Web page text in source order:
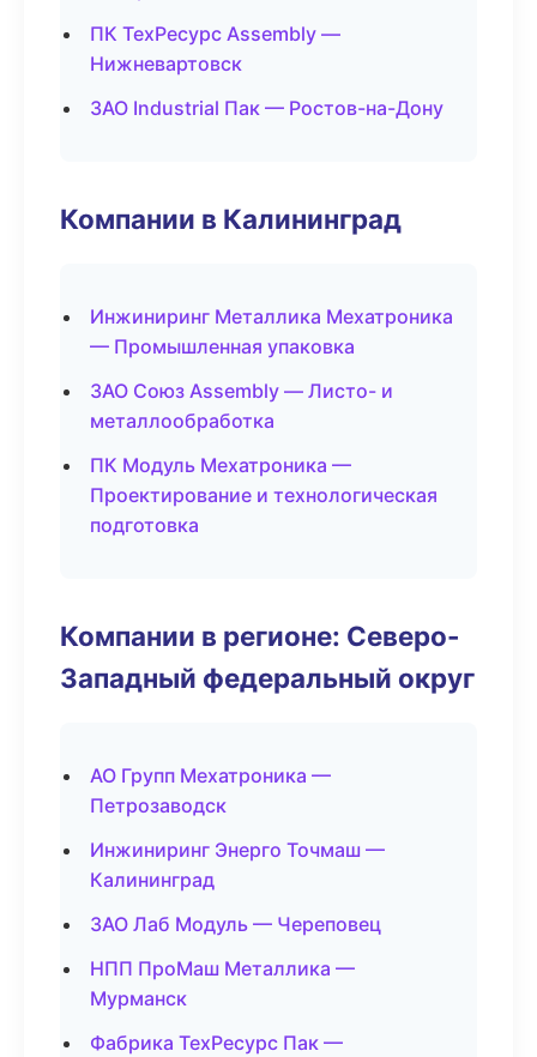
ПК ТехРесурс Assembly —
Нижневартовск
ЗАО Industrial Пак — Ростов-на-Дону
Компании в Калининград
Инжиниринг Металлика Мехатроника
— Промышленная упаковка
ЗАО Союз Assembly — Листо- и
металлообработка
ПК Модуль Мехатроника —
Проектирование и технологическая
подготовка
Компании в регионе: Северо-
Западный федеральный округ
АО Групп Мехатроника —
Петрозаводск
Инжиниринг Энерго Точмаш —
Калининград
ЗАО Лаб Модуль — Череповец
НПП ПроМаш Металлика —
Мурманск
Фабрика ТехРесурс Пак —